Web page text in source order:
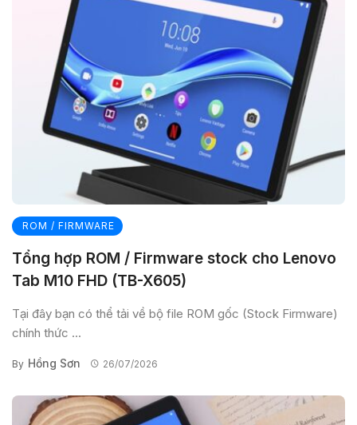
ROM / FIRMWARE
Tổng hợp ROM / Firmware stock cho Lenovo
Tab M10 FHD (TB-X605)
Tại đây bạn có thể tải về bộ file ROM gốc (Stock Firmware)
chính thức ...
By Hồng Sơn 26/07/2026